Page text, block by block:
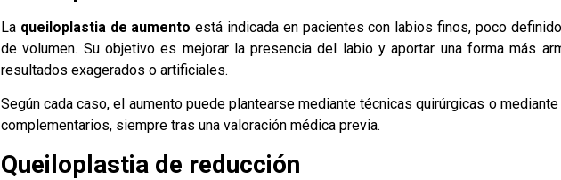
Laqueiloplastia de aumento está indicada en pacientes con labios finos, poco
de volumen. Su objetivo es mejorar la presencia del labio y aportar una forma más
resultados exagerados o artificiales.
Según cada caso, el aumento puede plantearse mediante técnicas quirúrgicas o
complementarios, siempre tras una valoración médica previa.
Queiloplastia de reducción